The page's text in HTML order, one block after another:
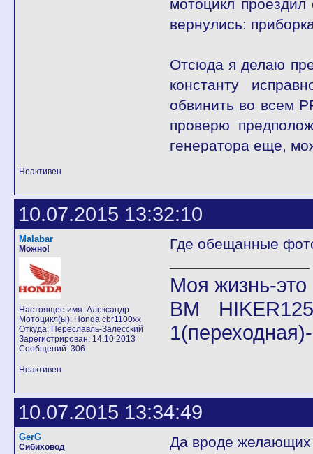
мотоцикл
вернулись:
Отсюда я делаю
константу
обвинить во всем
проверю
генератора еще,
Неактивен
10.07.2015 13:32:10
Malabar
Можно!
Настоящее имя: Александр
Мотоцикл(ы): Honda cbr1100xx
Откуда: Переславль-Залесский
Зарегистрирован: 14.10.2013
Сообщений: 306
Где обещанные
Моя жизнь-это
BM
Неактивен
10.07.2015 13:34:49
GerG
Сибиховод
Да вроде желающих